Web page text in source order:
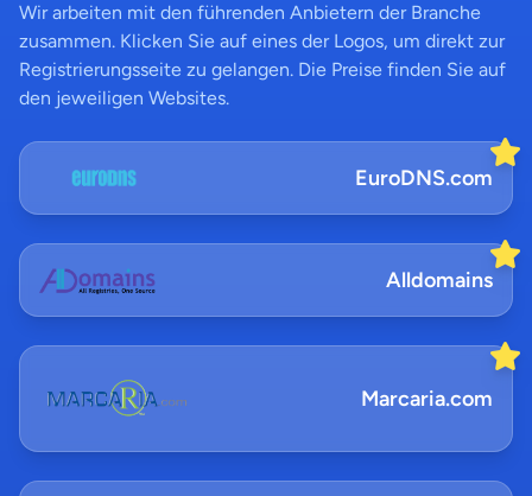
Wir arbeiten mit den führenden Anbietern der Branche
zusammen. Klicken Sie auf eines der Logos, um direkt zur
Registrierungsseite zu gelangen. Die Preise finden Sie auf
den jeweiligen Websites.
EuroDNS.com
Alldomains
Marcaria.com